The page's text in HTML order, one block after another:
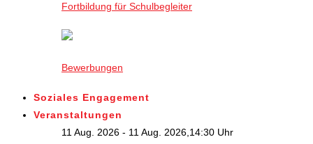
Fortbildung für Schulbegleiter
Bewerbungen
Soziales Engagement
Veranstaltungen
11 Aug. 2026 - 11 Aug. 2026,14:30 Uhr